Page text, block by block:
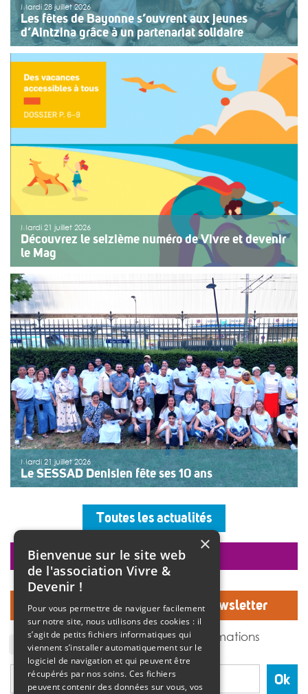
Mardi 28 juillet 2026
Les fêtes de Bayonne s’ouvrent aux jeunes
d’Aintzina grâce à un partenariat solidaire
Une organisation collective au service de l’inclusion
Depuis sept ans, l’association ouvre le premier jour des
fêtes de Bayonne à une structure accompagnant des
enfants ou des adolescents en situation de handicap
ou de fragilité. Cette année, le choix […]
>>Lire la suite
Mardi 21 juillet 2026
Découvrez le seizième numéro de Vivre et devenir
le Mag
Le numéro du mois de juillet 2026 de Vivre et devenir, Le
Mag, vient de paraître. Le dossier central se concentre
sur les vacances pour tous. Vivre et devenir a lancé un
plan d’action afin de rendre les vacances accessibles
[…]
>>Lire la suite
Mardi 21 juillet 2026
Le SESSAD Denisien fête ses 10 ans
accueillaient les invités autour d’un buffet, dans une
ambiance musicale live assurée par un groupe de
musiciens. Christine Manadi, directrice du SESSAD
depuis sa création, est revenue sur l’histoire […]
>>Lire la suite
Toutes les actualités
Inscrivez-vous à notre Newsletter
J'accepte de recevoir des informations
de l'association Vivre et devenir.
Ok
faire un don
×
Bienvenue sur le site web
de l'association Vivre &
Devenir !
Pour vous permettre de naviguer facilement
sur notre site, nous utilisons des cookies : il
s’agit de petits fichiers informatiques qui
viennent s’installer automatiquement sur le
logiciel de navigation et qui peuvent être
récupérés par nos soins. Ces fichiers
peuvent contenir des données sur vous, vos